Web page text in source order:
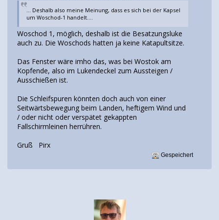
... Deshalb also meine Meinung, dass es sich bei der Kapsel
um Woschod-1 handelt....
Woschod 1, möglich, deshalb ist die Besatzungsluke
auch zu. Die Woschods hatten ja keine Katapultsitze.
Das Fenster wäre imho das, was bei Wostok am
Kopfende, also im Lukendeckel zum Aussteigen /
Ausschießen ist.
Die Schleifspuren könnten doch auch von einer
Seitwärtsbewegung beim Landen, heftigem Wind und
/ oder nicht oder verspätet gekappten
Fallschirmleinen herrühren.
Gruß Pirx
Gespeichert